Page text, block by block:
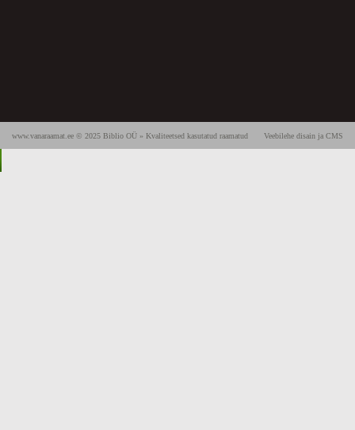
Veebilehe disain ja CMS
www.vanaraamat.ee © 2025 Biblio OÜ » Kvaliteetsed kasutatud raamatud